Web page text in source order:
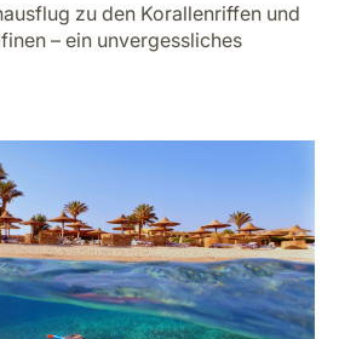
zu den Korallenriffen und
– ein unvergessliches